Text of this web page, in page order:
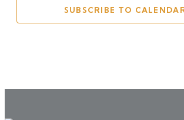
SUBSCRIBE TO